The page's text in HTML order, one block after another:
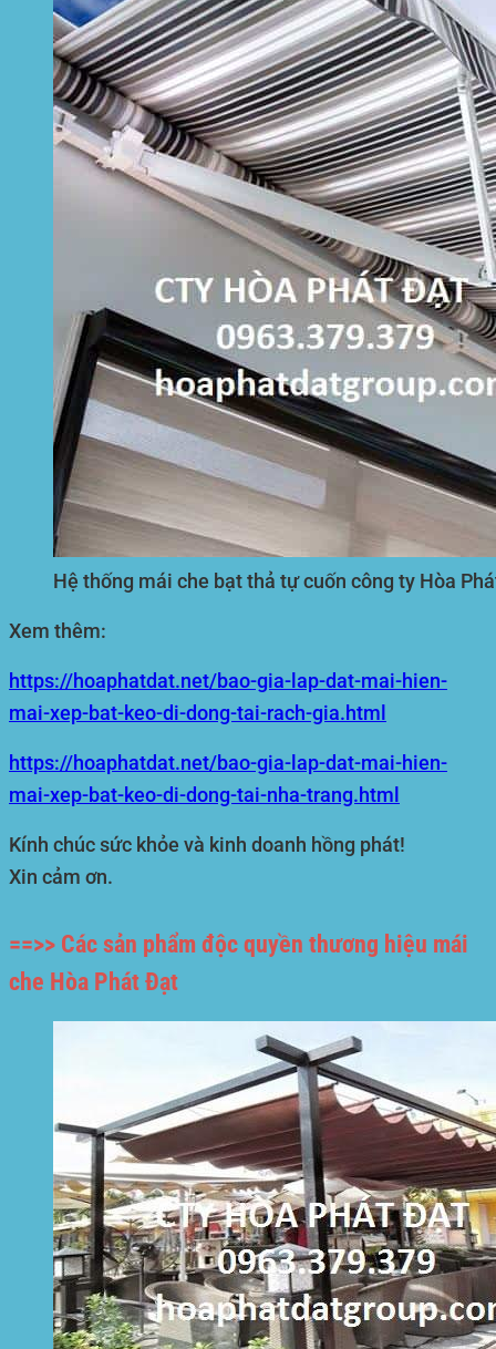
Hệ thống mái che bạt thả tự cuốn công ty Hòa
Xem thêm:
https://hoaphatdat.net/bao-gia-lap-dat-mai-hien-
mai-xep-bat-keo-di-dong-tai-rach-gia.html
https://hoaphatdat.net/bao-gia-lap-dat-mai-hien-
mai-xep-bat-keo-di-dong-tai-nha-trang.html
Kính chúc sức khỏe và kinh doanh hồng phát!
Xin cảm ơn.
==>> Các sản phẩm độc quyền thương hiệu mái
che Hòa Phát Đạt